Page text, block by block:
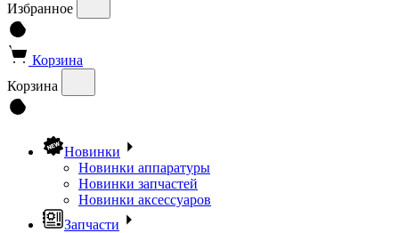
Избранное
Корзина
Корзина
Новинки
Новинки аппаратуры
Новинки запчастей
Новинки аксессуаров
Запчасти